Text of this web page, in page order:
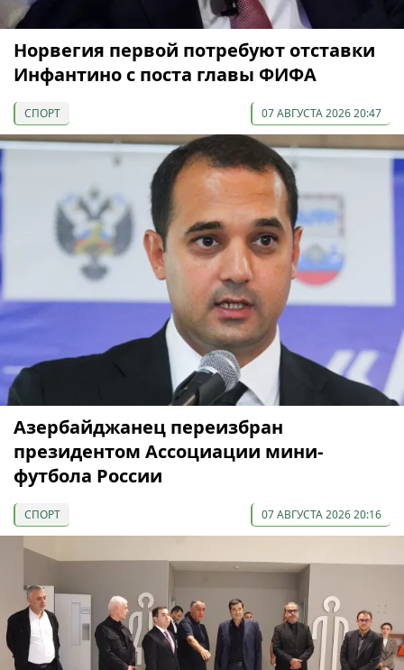
Норвегия первой потребуют отставки
Инфантино с поста главы ФИФА
СПОРТ 07 АВГУСТА 2026 20:47
Азербайджанец переизбран
президентом Ассоциации мини-
футбола России
СПОРТ 07 АВГУСТА 2026 20:16